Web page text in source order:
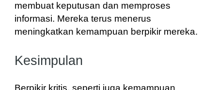
membuat keputusan dan memproses
informasi. Mereka terus menerus
meningkatkan kemampuan berpikir mereka.
Kesimpulan
Berpikir kritis, seperti juga kemampuan